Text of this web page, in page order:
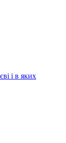
і в яких